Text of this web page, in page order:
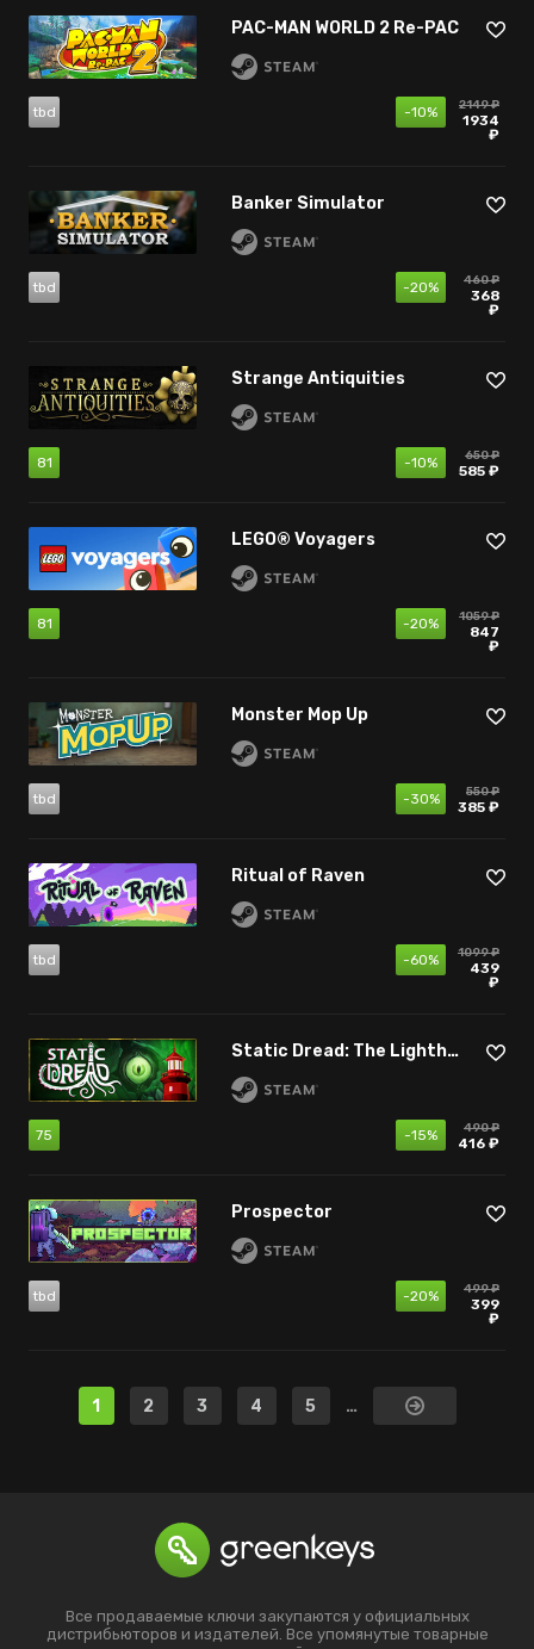
PAC-MAN WORLD 2 Re-PAC
tbd -10% 2149 ₽
1934
₽
Banker Simulator
tbd -20% 460 ₽
368
₽
Strange Antiquities
81 -10% 650 ₽
585 ₽
LEGO® Voyagers
81 -20% 1059 ₽
847
₽
Monster Mop Up
tbd -30% 550 ₽
385 ₽
Ritual of Raven
tbd -60% 1099 ₽
439
₽
Static Dread: The Lighthouse
75 -15% 490 ₽
416 ₽
Prospector
tbd -20% 499 ₽
399
₽
1 2 3 4 5 …
Все продаваемые ключи закупаются у официальных
дистрибьюторов и издателей. Все упомянутые товарные